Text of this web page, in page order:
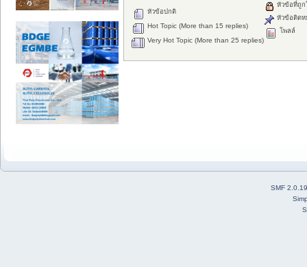
หัวข้อปกติ
Hot Topic (More than 15 replies)
Very Hot Topic (More than 25 replies)
หัวข้อที่ถู
หัวข้อติดห
โพลล์
SMF 2.0.19